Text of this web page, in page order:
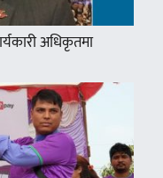
अधिकृतमा